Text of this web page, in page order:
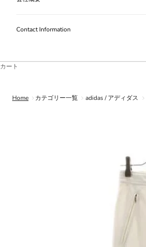
Contact Information
カート
Home カテゴリー一覧 adidas / アディダス